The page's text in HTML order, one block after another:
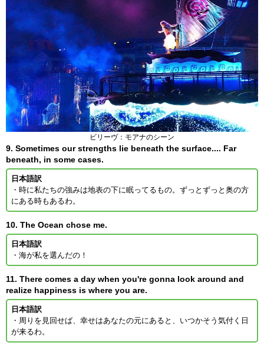
ビリーヴ：モアナのシーン
9. Sometimes our strengths lie beneath the surface.... Far
beneath, in some cases.
日本語訳
・時に私たちの強みは地表の下に眠ってるもの。ずっとずっと奥の方
にある時もあるわ。
10. The Ocean chose me.
日本語訳
・海が私を選んだの！
11. There comes a day when you're gonna look around and
realize happiness is where you are.
日本語訳
・周りを見回せば、幸せはあなたの元にあると、いつかそう気付く日
が来るわ。